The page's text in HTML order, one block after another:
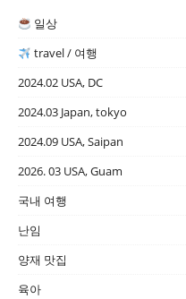
일상
travel / 여행
2024.02 USA, DC
2024.03 Japan, tokyo
2024.09 USA, Saipan
2026. 03 USA, Guam
국내 여행
난임
양재 맛집
육아